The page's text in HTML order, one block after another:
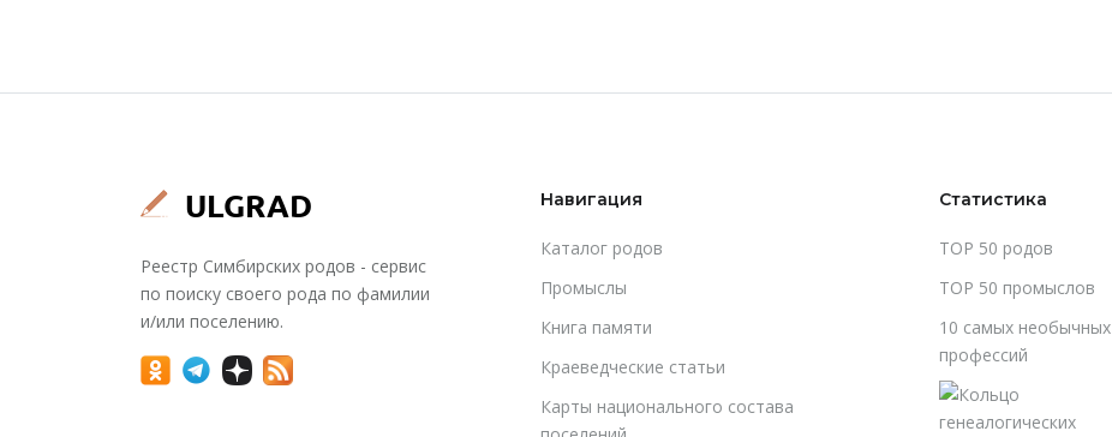
Реестр Симбирских родов - сервис
по поиску своего рода по фамилии
и/или поселению.
Навигация
Каталог родов
Промыслы
Книга памяти
Краеведческие статьи
Карты национального состава
Статистика
TOP 50 родов
TOP 50 промыслов
10 самых необычных
профессий